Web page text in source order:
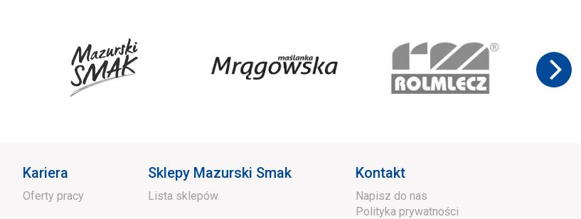
Kariera
Oferty pracy
Sklepy Mazurski Smak
Lista sklepów
Kontakt
Napisz do nas
Polityka prywatności